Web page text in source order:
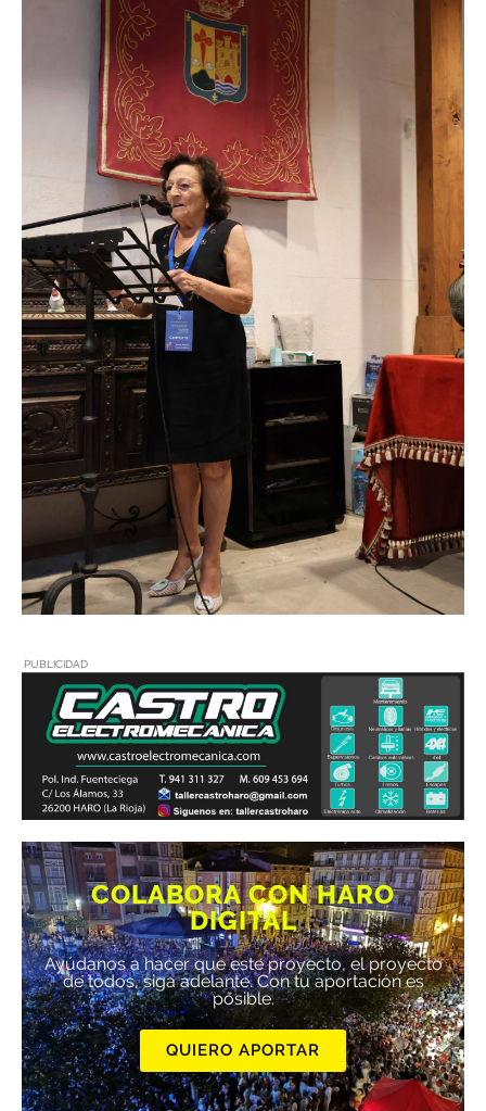
PUBLICIDAD
COLABORA CON HARO
DIGITAL
Ayúdanos a hacer que este proyecto, el proyecto
de todos, siga adelante. Con tu aportación es
posible.
QUIERO APORTAR